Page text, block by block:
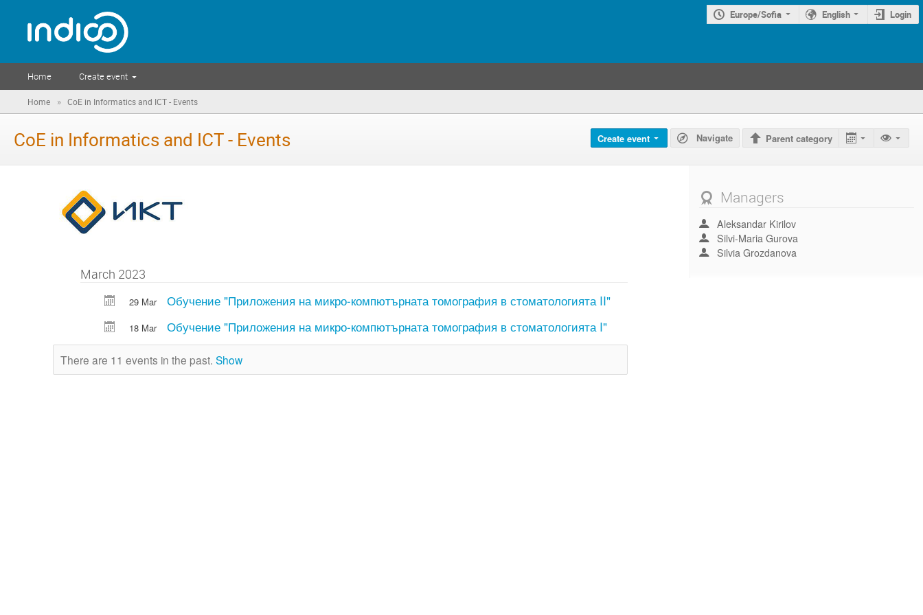
Europe/Sofia English Login
Home Create event
Home » CoE in Informatics and ICT - Events
CoE in Informatics and ICT - Events Create event Navigate Parent category
Managers
Aleksandar Kirilov
Silvi-Maria Gurova
Silvia Grozdanova
March 2023
29 Mar Обучение "Приложения на микро-компютърната томография в стоматологията II"
18 Mar Обучение "Приложения на микро-компютърната томография в стоматологията I"
There are 11 events in the past. Show